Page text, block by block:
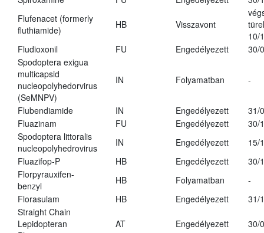
Flufenacet (formerly
fluthiamide)
HB Visszavont
10/
Fludioxonil
FU Engedélyezett
30/
Spodoptera exigua
multicapsid
nucleopolyhedorvirus
(SeMNPV)
IN Folyamatban -
Flubendiamide IN Engedélyezett
31/
Fluazinam
FU Engedélyezett
30/
Spodoptera littoralis
nucleopolyhedrovirus
IN Engedélyezett
15/
Fluazifop-P
HB Engedélyezett
30/
Florpyrauxifen-
benzyl
HB Folyamatban
-
Florasulam
HB Engedélyezett
31/
Straight Chain
Lepidopteran
AT Engedélyezett 30/